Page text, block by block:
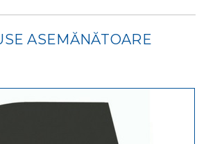
ASEMĂNĂTOARE